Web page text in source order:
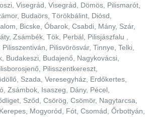
Visegrád, Visegrád, Dömös, Pilismarót,
Budaörs, Törökbálint, Diósd,
Bicske, Óbarok, Csabdi, Mány, Szár,
Zsámbék, Tök, Perbál, Pilisjászfalu ,
Pilisvörösvár, Tinnye, Telki,
Budakeszi, Budajenő, Nagykovácsi,
Pilisszentkereszt,
Szada, Veresegyház, Erdőkertes,
Zsámbok, Isaszeg, Dány, Pécel,
Sződ, Csörög, Csömör, Nagytarcsa,
Mogyoród, Fót, Csomád, Őrbottyán,